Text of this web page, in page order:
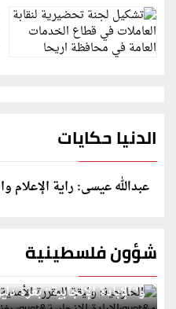
الدنيا حكايات
عبدالله عيسى: راية الإعلام
شؤون فلسطينية
الخارجية: وثيقة المقررة
و"الإبادة الإنجابية" بغزة